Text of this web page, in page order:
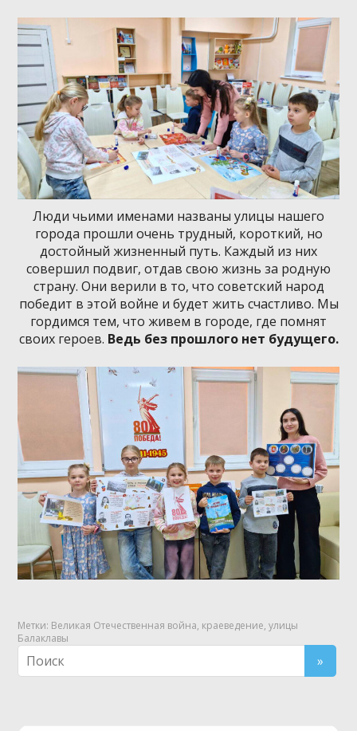
Люди чьими именами названы улицы нашего
города прошли очень трудный, короткий, но
достойный жизненный путь. Каждый из них
совершил подвиг, отдав свою жизнь за родную
страну. Они верили в то, что советский народ
победит в этой войне и будет жить счастливо. Мы
гордимся тем, что живем в городе, где помнят
своих героев. Ведь без прошлого нет будущего.
Метки: Великая Отечественная война, краеведение,улицы
Балаклавы